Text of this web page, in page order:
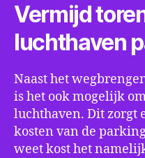
Vermijd
luchthaven
Naast het
is het ook mogelijk
luchthaven. Dit zorgt
kosten van de
weet kost het